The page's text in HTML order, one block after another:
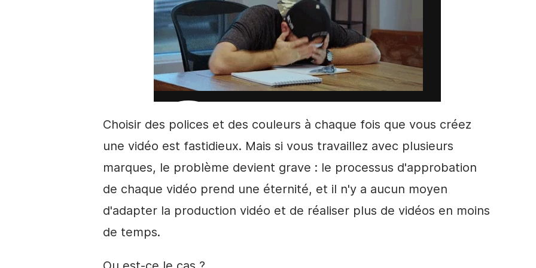
Choisir des polices et des couleurs à chaque fois que vous créez
une vidéo est fastidieux. Mais si vous travaillez avec plusieurs
marques, le problème devient grave : le processus d'approbation
de chaque vidéo prend une éternité, et il n'y a aucun moyen
d'adapter la production vidéo et de réaliser plus de vidéos en moins
de temps.